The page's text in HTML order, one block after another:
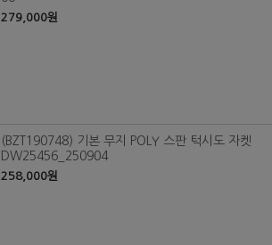
279,000원
(BZT190748) 기본 무지 POLY 스판 턱시도 자켓
DW25456_250904
258,000원